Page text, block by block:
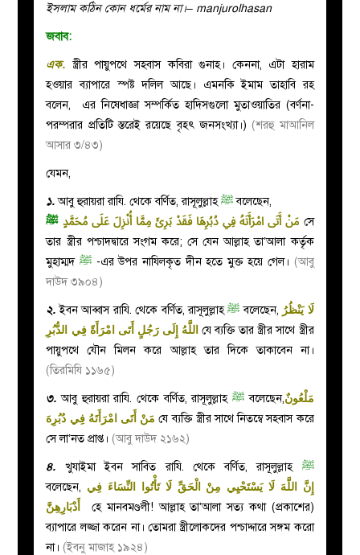
করুন
ইসলাম কঠিন কোন ধর্মের নাম না।– manjurolhasan
জবাব:
এক. স্ত্রীর পায়ুপথে সহবাস কবিরা গুনাহ। কেননা, এটা হারাম
হওয়ার ব্যাপারে স্পষ্ট দলিল আছে। এমনকি ইমাম তাহাবি রহ
বলেন, এর নিষেধাজ্ঞা সম্পর্কিত হাদিসগুলো মুতাওয়াতির (বর্ণনা-
পরম্পরার প্রতিটি স্তরেই রয়েছে বৃহৎ জনসংখ্যা।) (শরহু মাআনিল
আসার ৩/৪৩)
যেমন,
১. আবু হুরায়রা রাযি. থেকে বর্ণিত, রাসূলুল্লাহ ﷺবলেছেন,
مَنْ أَتَى امْرَأَتَهُ فِي دُبُرِهَا فَقَدْ بَرِئَ مِمَّا أُنْزِلَ عَلَى مُحَمَّدٍﷺ
সে
তার স্ত্রীর পশ্চাদদ্বারে সংগম করে; সে যেন আল্লাহ তা’আলা কর্তৃক
মুহাম্মদ
-এর উপর নাযিলকৃত দীন হতে মুক্ত হয়ে গেল। (আবু
দাউদ ৩৯০৪)
২. ইবন আব্বাস রাযি. থেকে বর্ণিত, রাসূলুল্লাহ ﷺবলেছেন, لَا يَنْظُرُ
اللَّهُ إِلَى رَجُلٍ أَتَى امْرَأَةً فِي الدُّبُرِ যে ব্যক্তি তার স্ত্রীর সাথে স্ত্রীর
পায়ুপথে যৌন মিলন করে আল্লাহ তার দিকে তাকাবেন না।
(তিরমিযি ১১৬৫)
৩. আবু হুরায়রা রাযি. থেকে বর্ণিত, রাসূলুল্লাহ ﷺবলেছেন,مَلْعُونٌ
مَنْ أَتَى امْرَأَتَهُ فِي دُبُرِهَ যে ব্যক্তি স্ত্রীর সাথে নিতম্বে সহবাস করে
সে লা’নত প্রাপ্ত। (আবু দাউদ ২১৬২)
৪. খুযাইমা ইবন সাবিত রাযি. থেকে বর্ণিত, রাসূলুল্লাহ ﷺ
বলেছেন, إِنَّ اللَّهَ لَا يَسْتَحْيِي مِنْ الْحَقِّ لَا تَأْتُوا النِّسَاءَ فِي
أَدْبَارِهِنَّ
হে মানবমণ্ডলী! আল্লাহ তা’আলা সত্য কথা (প্রকাশের)
ব্যাপারে লজ্জা করেন না। তোমরা স্ত্রীলোকদের পশ্চাদ্দারে সঙ্গম করো
না। (ইবনু মাজাহ ১৯২৪)